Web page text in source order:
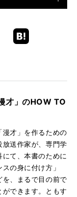
Hatena
Boo
才」のHOW TO
才」を作るための
放送作家が、専門学
て、本書のために
の身に付け方」
を、まるで目の前で
できます。ともす